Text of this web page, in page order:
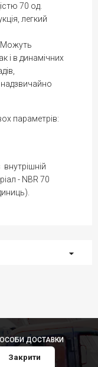
Закрити
70 од.
легкий
Можуть
і в динамічних
параметрів:
- NBR 70
ДОСТАВКИ